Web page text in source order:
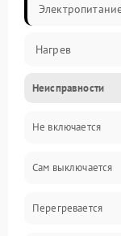
Нагрев
Неисправности
Не включается
Сам выключается
Перегревается